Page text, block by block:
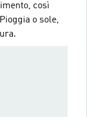
così
o sole,